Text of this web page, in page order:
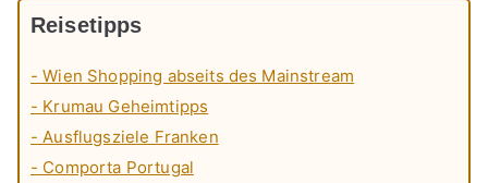
Reisetipps
- Wien Shopping abseits des Mainstream
- Krumau Geheimtipps
- Ausflugsziele Franken
- Comporta Portugal